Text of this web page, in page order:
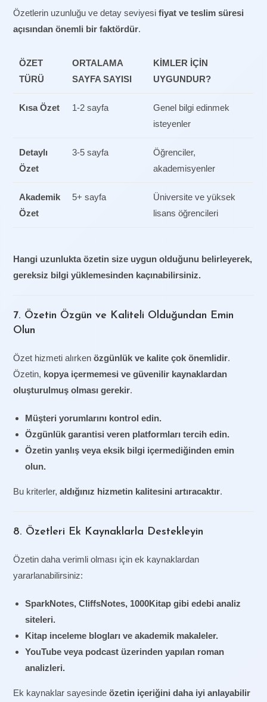
Özetlerin uzunluğu ve detay seviyesifiyat ve teslim süresi
açısından önemli bir faktördür.
ÖZET
TÜRÜ
ORTALAMA
SAYFA SAYISI
KIMLER İÇIN
UYGUNDUR?
Kısa Özet 1-2 sayfa
Genel bilgi edinmek
isteyenler
Detaylı
Özet
3-5 sayfa
Öğrenciler,
akademisyenler
Akademik
Özet
5+ sayfa
Üniversite ve yüksek
lisans öğrencileri
Hangi uzunlukta özetin size uygun olduğunu belirleyerek,
gereksiz bilgi yüklemesinden kaçınabilirsiniz.
7. Özetin Özgün ve Kaliteli Olduğundan Emin
Olun
Özet hizmeti alırkenözgünlük ve kalite çok önemlidir.
Özetin, kopya içermemesi ve güvenilir kaynaklardan
oluşturulmuş olması gerekir.
Müşteri yorumlarını kontrol edin.
Özgünlük garantisi veren platformları tercih edin.
Özetin yanlış veya eksik bilgi içermediğinden emin
olun.
Bu kriterler,aldığınız hizmetin kalitesini artıracaktır.
8. Özetleri Ek Kaynaklarla Destekleyin
Özetin daha verimli olması için ek kaynaklardan
yararlanabilirsiniz:
SparkNotes, CliffsNotes, 1000Kitap gibi edebi analiz
siteleri.
Kitap inceleme blogları ve akademik makaleler.
YouTube veya podcast üzerinden yapılan roman
analizleri.
Ek kaynaklar sayesindeözetin içeriğini daha iyi anlayabilir